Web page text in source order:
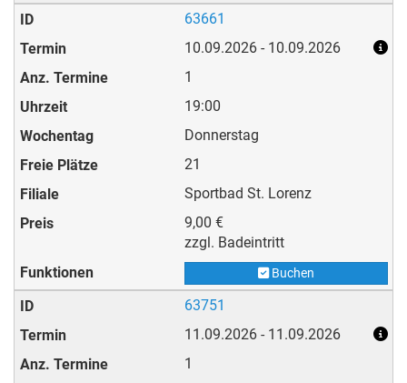
63661
10.09.2026 - 10.09.2026
1
19:00
Donnerstag
21
Sportbad St. Lorenz
9,00 €
zzgl. Badeintritt
Buchen
63751
11.09.2026 - 11.09.2026
1